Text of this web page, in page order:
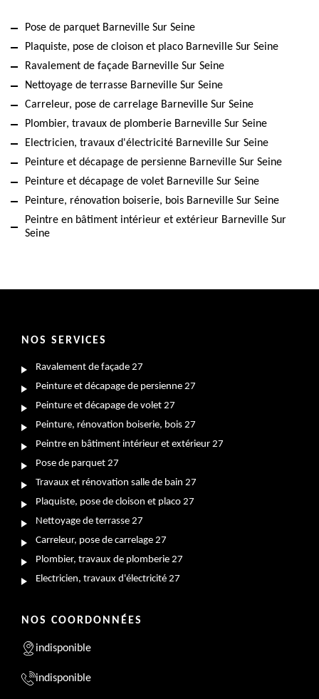
Pose de parquet Barneville Sur Seine
Plaquiste, pose de cloison et placo Barneville Sur Seine
Ravalement de façade Barneville Sur Seine
Nettoyage de terrasse Barneville Sur Seine
Carreleur, pose de carrelage Barneville Sur Seine
Plombier, travaux de plomberie Barneville Sur Seine
Electricien, travaux d'électricité Barneville Sur Seine
Peinture et décapage de persienne Barneville Sur Seine
Peinture et décapage de volet Barneville Sur Seine
Peinture, rénovation boiserie, bois Barneville Sur Seine
Peintre en bâtiment intérieur et extérieur Barneville Sur
Seine
NOS SERVICES
Ravalement de façade 27
Peinture et décapage de persienne 27
Peinture et décapage de volet 27
Peinture, rénovation boiserie, bois 27
Peintre en bâtiment intérieur et extérieur 27
Pose de parquet 27
Travaux et rénovation salle de bain 27
Plaquiste, pose de cloison et placo 27
Nettoyage de terrasse 27
Carreleur, pose de carrelage 27
Plombier, travaux de plomberie 27
Electricien, travaux d'électricité 27
NOS COORDONNÉES
indisponible
indisponible